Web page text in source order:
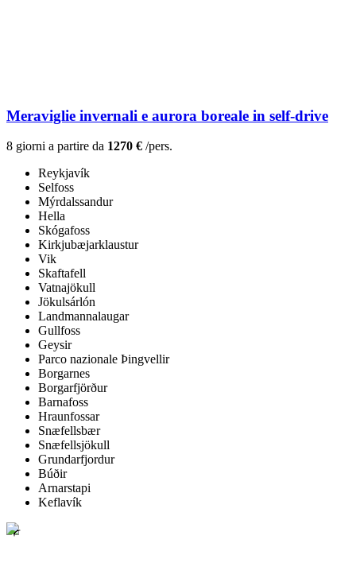
Meraviglie invernali e aurora boreale in self-drive
8 giorni a partire da 1270 € /pers.
Reykjavík
Selfoss
Mýrdalssandur
Hella
Skógafoss
Kirkjubæjarklaustur
Vik
Skaftafell
Vatnajökull
Jökulsárlón
Landmannalaugar
Gullfoss
Geysir
Parco nazionale Þingvellir
Borgarnes
Borgarfjörður
Barnafoss
Hraunfossar
Snæfellsbær
Snæfellsjökull
Grundarfjordur
Búðir
Arnarstapi
Keflavík